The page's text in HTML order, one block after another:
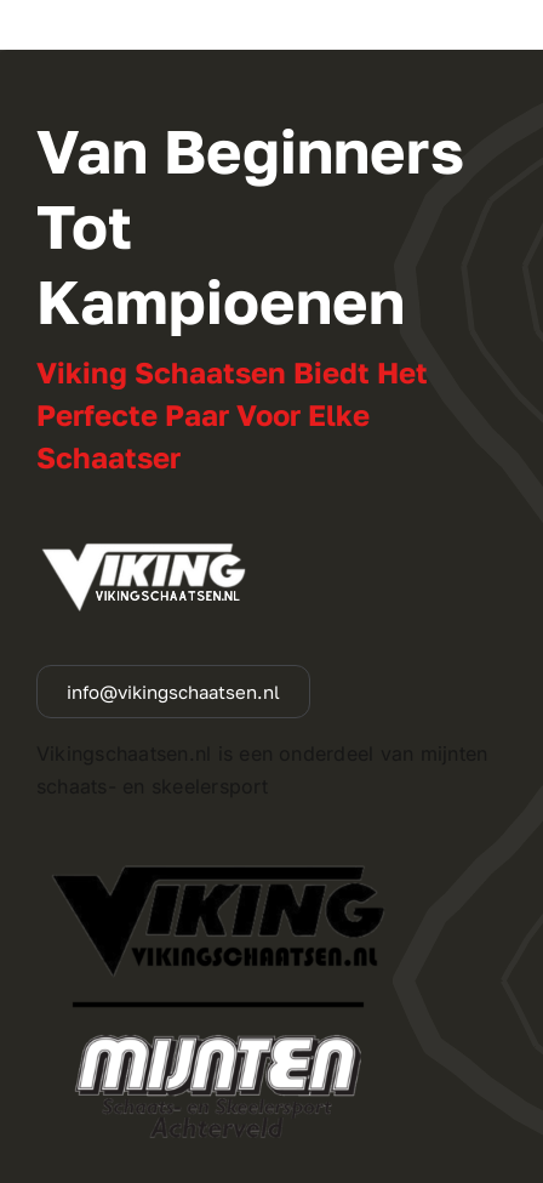
Van Beginners
Tot
Kampioenen
Viking Schaatsen Biedt Het
Perfecte Paar Voor Elke
Schaatser
info@vikingschaatsen.nl